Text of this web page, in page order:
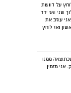
על דוושת
שני ואז ירד
עוזב את
ואז לוחץ
ממנו
אני מזמין